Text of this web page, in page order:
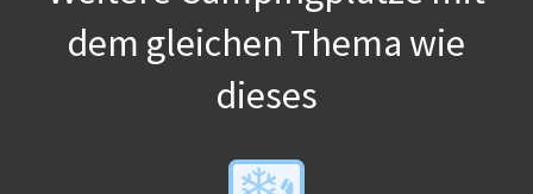
dem gleichen Thema wie
dieses